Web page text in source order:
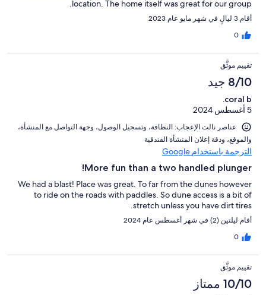
location. The home itself was great for our group.
أقام 3 ليالٍ في شهر مايو عام 2023
0
تقييم موثَّق
8/10 جيد
coral b.
5 أغسطس 2024
عناصر نالت الإعجاب: ⁦النظافة⁩، و⁦تسجيل الوصول⁩، و⁦جهة التواصل مع المنشأة⁩،
و⁦الموقع⁩، و⁦دقة إعلان المنشأة الفندقية⁩
الترجمة باستخدام Google
More fun than a two handled plunger!
We had a blast! Place was great. To far from the dunes however
to ride on the roads with paddles. So dune access is a bit of
stretch unless you have dirt tires.
أقام ليلتين (2) في شهر أغسطس عام 2024
0
تقييم موثَّق
10/10 ممتاز